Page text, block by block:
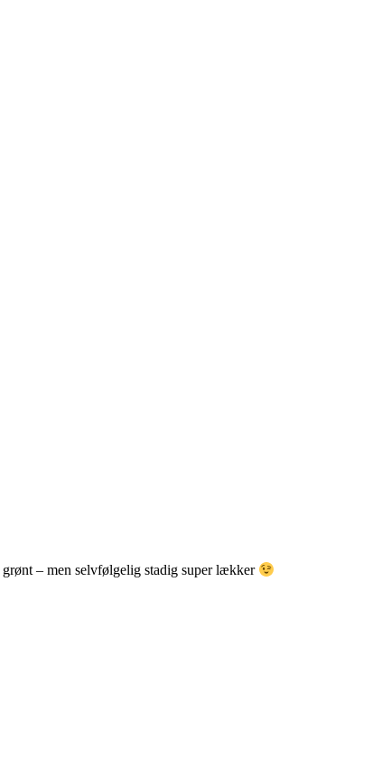
– men selvfølgelig stadig super lækker